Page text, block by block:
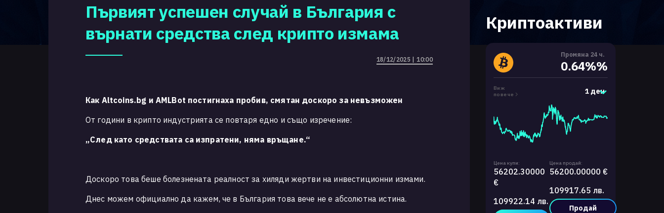
Първият успешен случай в България с
върнати средства след крипто измама
18/12/2025 | 10:00
Как Altcoins.bg и AMLBot постигнаха пробив, смятан доскоро за невъзможен
От години в крипто индустрията се повтаря едно и също изречение:
„След като средствата са изпратени, няма връщане.“
Доскоро това беше болезнената реалност за хиляди жертви на инвестиционни измами.
Днес можем официално да кажем, че в България това вече не е абсолютна истина.
Криптоактиви
Промяна 24 ч.
0.64%%
Виж
повече
1 ден
Цена купи:
56202.30000
€
109922.14 лв.
Цена продай:
56200.00000 €
109917.65 лв.
Продай